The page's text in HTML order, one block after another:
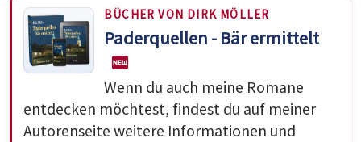
BÜCHER VON DIRK MÖLLER
Paderquellen - Bär ermittelt
Wenn du auch meine Romane
entdecken möchtest, findest du auf meiner
Autorenseite weitere Informationen und